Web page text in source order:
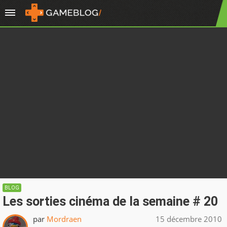
BLOG
Les sorties cinéma de la semaine # 20
par Mordraen 15 décembre 2010